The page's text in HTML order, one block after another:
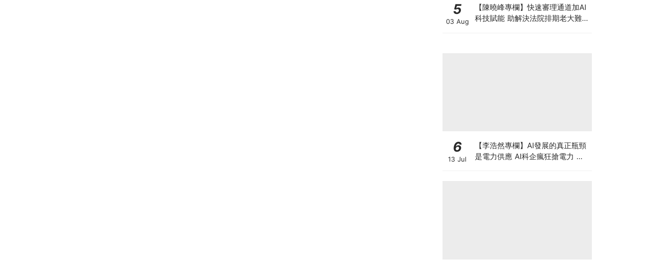
5
03 Aug
【陳曉峰專欄】快速審理通道加AI
科技賦能 助解決法院排期老大難問
6
13 Jul
【李浩然專欄】AI發展的真正瓶頸
是電力供應 AI科企瘋狂搶電力 美